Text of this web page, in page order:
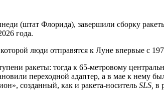
(штат Флорида), завершили сборку
года.
ракеты: тогда к 65-метровому
переходной адаптер, а в мае к нему
созданный, как и ракета-носитель SLS, в